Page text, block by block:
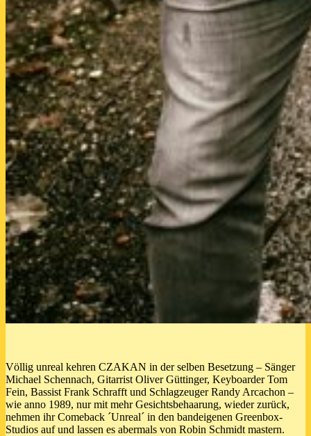
Völlig unreal kehren CZAKAN in der selben Besetzung – Sänger
Michael Schennach, Gitarrist Oliver Güttinger, Keyboarder Tom
Fein, Bassist Frank Schrafft und Schlagzeuger Randy Arcachon –
wie anno 1989, nur mit mehr Gesichtsbehaarung, wieder zurück,
nehmen ihr Comeback ´Unreal´ in den bandeigenen Greenbox-
Studios auf und lassen es abermals von Robin Schmidt mastern.